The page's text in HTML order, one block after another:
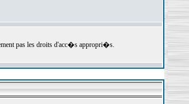
pas les droits d'acc�s appropri�s.